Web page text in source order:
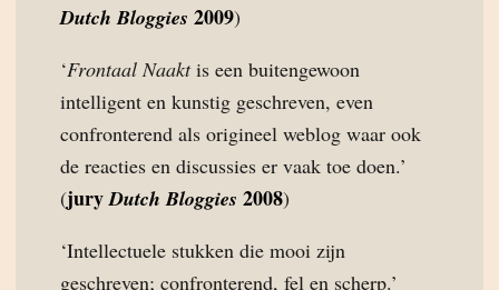
Dutch Bloggies 2009)
‘Frontaal Naaktis een buitengewoon
intelligent en kunstig geschreven, even
confronterend als origineel weblog waar ook
de reacties en discussies er vaak toe doen.’
(juryDutch Bloggies 2008)
‘Intellectuele stukken die mooi zijn
geschreven; confronterend, fel en scherp.’